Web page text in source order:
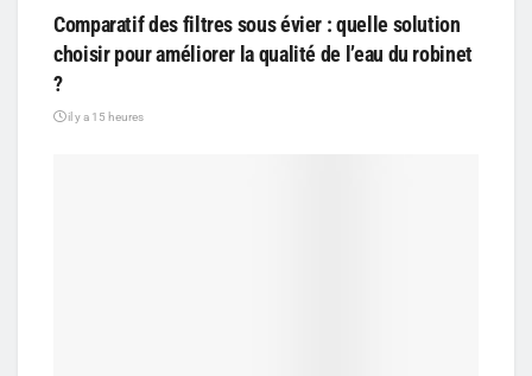
Comparatif des filtres sous évier : quelle solution
choisir pour améliorer la qualité de l’eau du robinet
?
il y a 15 heures